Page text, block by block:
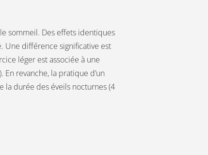
le sommeil. Des effets identiques
Une différence significative est
léger est associée à une
revanche, la pratique d’un
la durée des éveils nocturnes (4